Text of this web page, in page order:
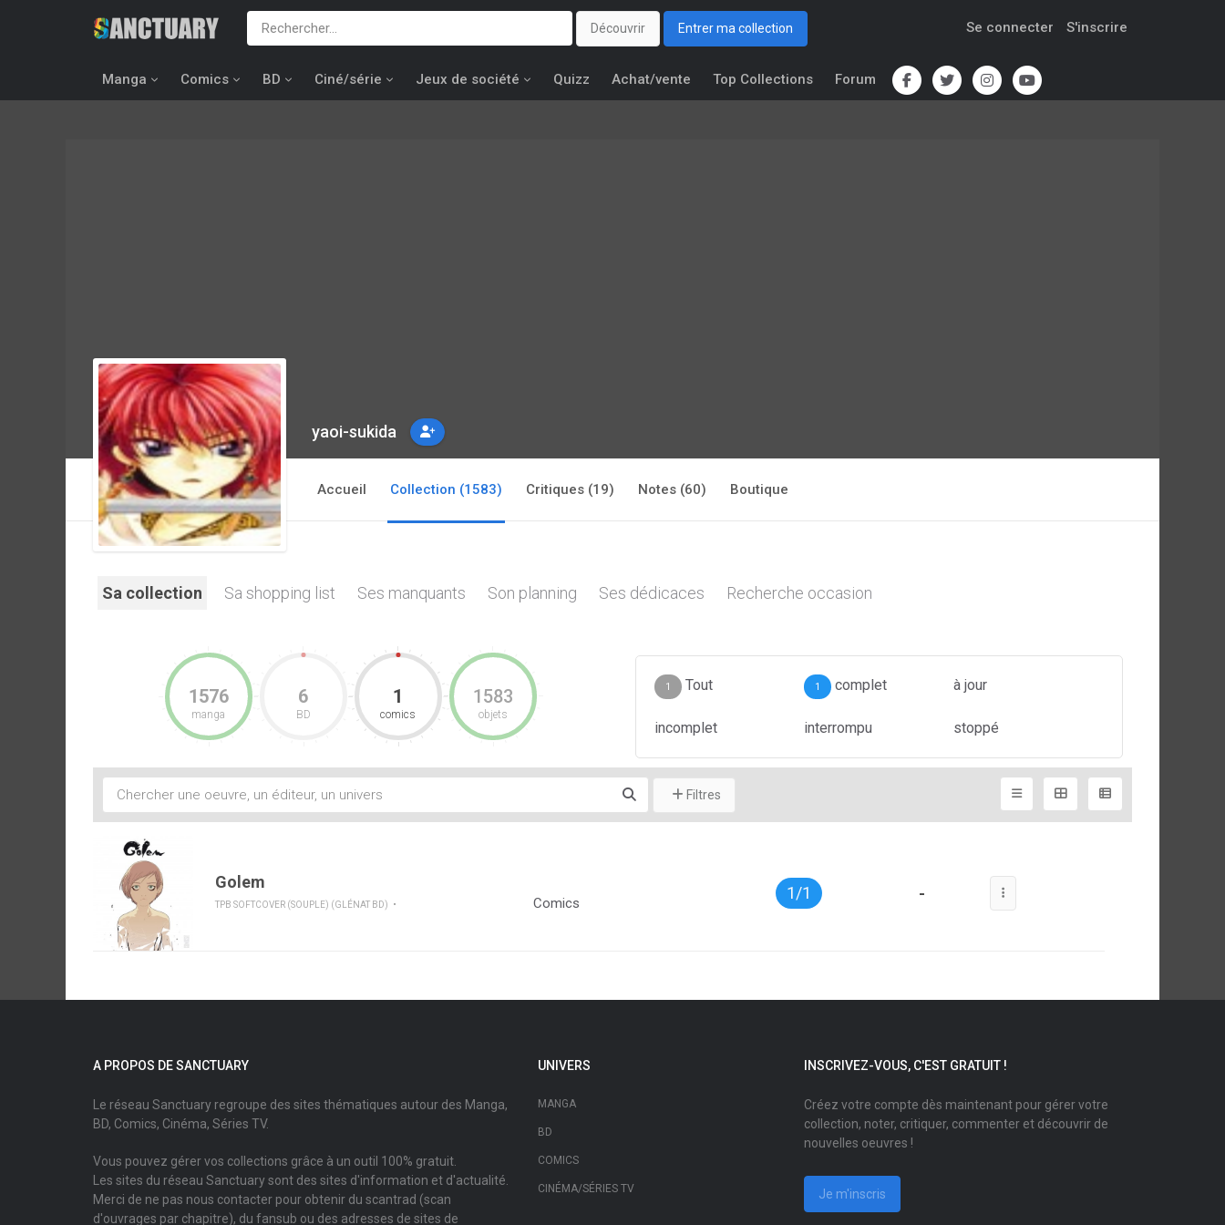
Découvrir Entrer ma collection Se connecter S'inscrire
Manga Comics BD Ciné/série Jeux de société Quizz Achat/vente Top Collections Forum
yaoi-sukida
Accueil Collection (1583) Critiques (19) Notes (60) Boutique
Sa collection Sa shopping list Ses manquants Son planning Ses dédicaces Recherche occasion
1576
manga
6
BD
1
comics
1583
objets
1 Tout 1 complet à jour
incomplet interrompu stoppé
Filtres
Golem
TPB SOFTCOVER (SOUPLE) (GLÉNAT BD) Comics
1/1 -
A PROPOS DE SANCTUARY
Le réseau Sanctuary regroupe des sites thématiques autour des Manga,
BD, Comics, Cinéma, Séries TV.
Vous pouvez gérer vos collections grâce à un outil 100% gratuit.
Les sites du réseau Sanctuary sont des sites d'information et d'actualité.
Merci de ne pas nous contacter pour obtenir du scantrad (scan
d'ouvrages par chapitre), du fansub ou des adresses de sites de
UNIVERS
MANGA
BD
COMICS
CINÉMA/SÉRIES TV
INSCRIVEZ-VOUS, C'EST GRATUIT !
Créez votre compte dès maintenant pour gérer votre
collection, noter, critiquer, commenter et découvrir de
nouvelles oeuvres !
Je m'inscris